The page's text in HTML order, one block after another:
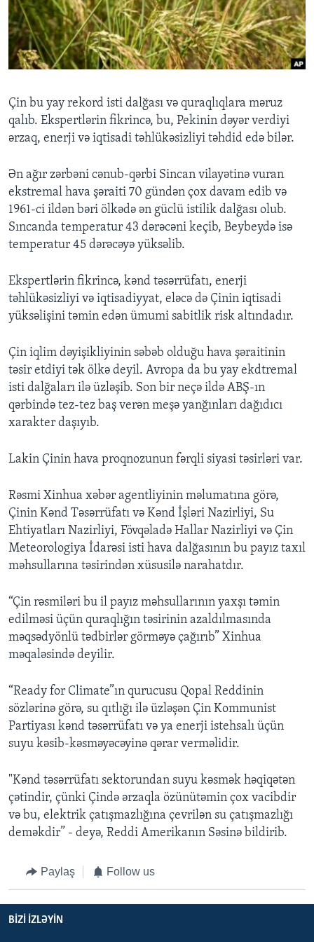
BIZI IZLƏYIN
Dillər
Çin bu yay rekord isti dalğası və quraqlıqlara məruz
qalıb. Ekspertlərin fikrincə, bu, Pekinin dəyər verdiyi
ərzaq, enerji və iqtisadi təhlükəsizliyi təhdid edə bilər.
Ən ağır zərbəni cənub-qərbi Sincan vilayətinə vuran
ekstremal hava şəraiti 70 gündən çox davam edib və
1961-ci ildən bəri ölkədə ən güclü istilik dalğası olub.
Sıncanda temperatur 43 dərəcəni keçib, Beybeydə isə
temperatur 45 dərəcəyə yüksəlib.
Ekspertlərin fikrincə, kənd təsərrüfatı, enerji
təhlükəsizliyi və iqtisadiyyat, eləcə də Çinin iqtisadi
yüksəlişini təmin edən ümumi sabitlik risk altındadır.
Çin iqlim dəyişikliyinin səbəb olduğu hava şəraitinin
təsir etdiyi tək ölkə deyil. Avropa da bu yay ekdtremal
isti dalğaları ilə üzləşib. Son bir neçə ildə ABŞ-ın
qərbində tez-tez baş verən meşə yanğınları dağıdıcı
xarakter daşıyıb.
Lakin Çinin hava proqnozunun fərqli siyasi təsirləri var.
Rəsmi Xinhua xəbər agentliyinin məlumatına görə,
Çinin Kənd Təsərrüfatı və Kənd İşləri Nazirliyi, Su
Ehtiyatları Nazirliyi, Fövqəladə Hallar Nazirliyi və Çin
Meteorologiya İdarəsi isti hava dalğasının bu payız taxıl
məhsullarına təsirindən xüsusilə narahatdır.
“Çin rəsmiləri bu il payız məhsullarının yaxşı təmin
edilməsi üçün quraqlığın təsirinin azaldılmasında
məqsədyönlü tədbirlər görməyə çağırıb” Xinhua
məqaləsində deyilir.
“Ready for Climate”ın qurucusu Qopal Reddinin
sözlərinə görə, su qıtlığı ilə üzləşən Çin Kommunist
Partiyası kənd təsərrüfatı və ya enerji istehsalı üçün
suyu kəsib-kəsməyəcəyinə qərar verməlidir.
"Kənd təsərrüfatı sektorundan suyu kəsmək həqiqətən
çətindir, çünki Çində ərzaqla özünütəmin çox vacibdir
və bu, elektrik çatışmazlığına çevrilən su çatışmazlığı
deməkdir” - deyə, Reddi Amerikanın Səsinə bildirib.
Paylaş Follow us
BIZI IZLƏYIN